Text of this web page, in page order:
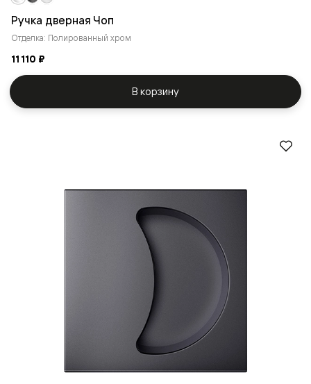
Ручка дверная Чоп
Отделка: Полированный хром
11 110 ₽
В корзину